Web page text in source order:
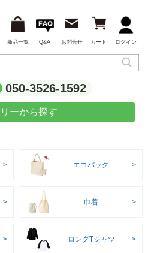
商品一覧 Q&A お問合せ カート ログイン
050-3526-1592
ーから探す
エコバッグ
巾着
ロングTシャツ